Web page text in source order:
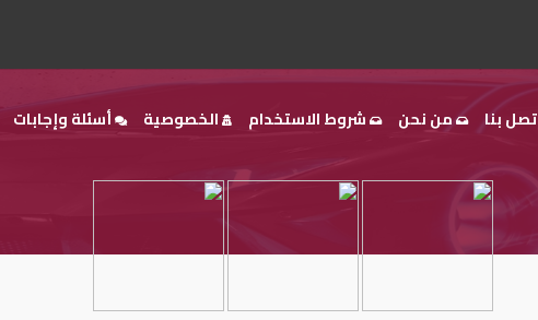
بنا من نحن شروط الاستخدام الخصوصية أسئلة وإجابات